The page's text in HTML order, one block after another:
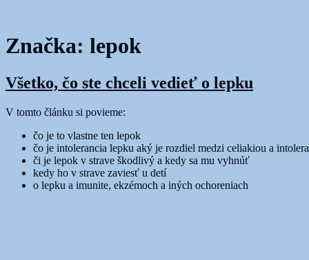
Značka: lepok
Všetko, čo ste chceli vedieť o lepku
V tomto článku si povieme:
čo je to vlastne ten lepok
čo je intolerancia lepku aký je rozdiel medzi celiakiou a
či je lepok v strave škodlivý a kedy sa mu vyhnúť
kedy ho v strave zaviesť u detí
o lepku a imunite, ekzémoch a iných ochoreniach